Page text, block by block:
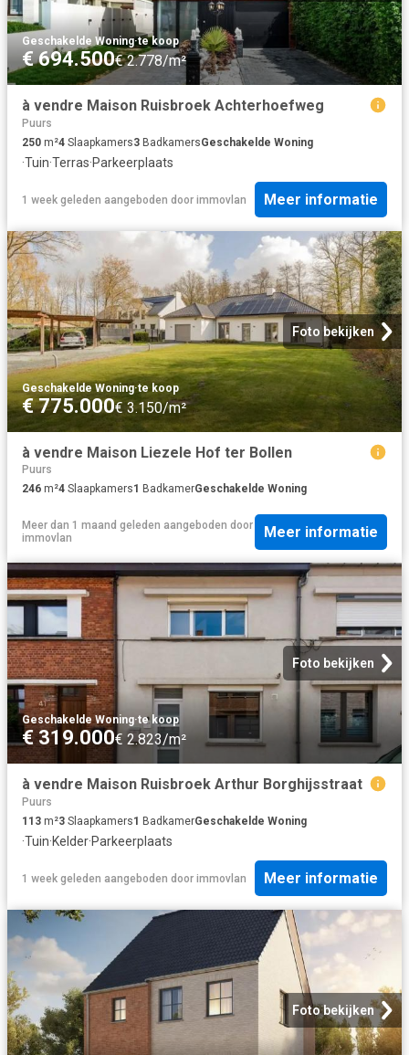
Geschakelde Woning·te koop
€ 694.500€ 2.778/m²
à vendre Maison Ruisbroek Achterhoefweg
Puurs
250 m²4 Slaapkamers3 BadkamersGeschakelde Woning
·Tuin·Terras·Parkeerplaats
1 week geleden aangeboden door immovlan Meer informatie
Foto bekijken
Geschakelde Woning·te koop
€ 775.000€ 3.150/m²
à vendre Maison Liezele Hof ter Bollen
Puurs
246 m²4 Slaapkamers1 BadkamerGeschakelde Woning
Meer dan 1 maand geleden aangeboden door
immovlan
Meer informatie
Foto bekijken
Geschakelde Woning·te koop
€ 319.000€ 2.823/m²
à vendre Maison Ruisbroek Arthur Borghijsstraat
Puurs
113 m²3 Slaapkamers1 BadkamerGeschakelde Woning
·Tuin·Kelder·Parkeerplaats
1 week geleden aangeboden door immovlan Meer informatie
Foto bekijken